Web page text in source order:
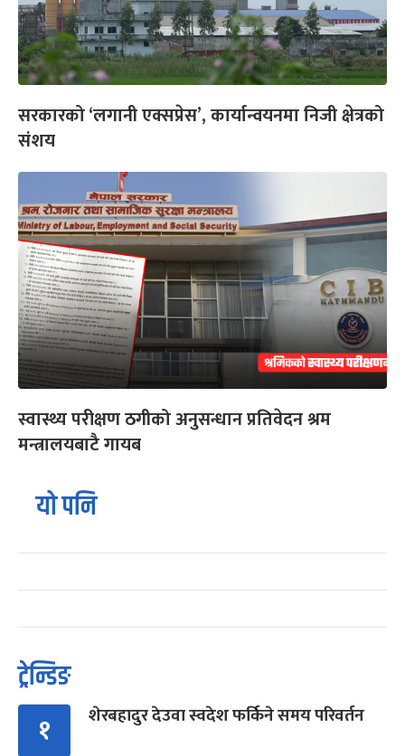
सरकारको ‘लगानी एक्सप्रेस’, कार्यान्वयनमा निजी क्षेत्रको
संशय
स्वास्थ्य परीक्षण ठगीको अनुसन्धान प्रतिवेदन श्रम
मन्त्रालयबाटै गायब
यो पनि
ट्रेन्डिङ
१ शेरबहादुर देउवा स्वदेश फर्किने समय परिवर्तन